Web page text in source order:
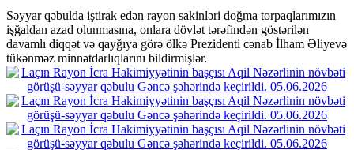
Səyyar qəbulda iştirak edən rayon sakinləri doğma torpaqlarımızın
işğaldan azad olunmasına, onlara dövlət tərəfindən göstərilən
davamlı diqqət və qayğıya görə ölkə Prezidenti cənab İlham Əliyevə
tükənməz minnətdarlıqlarını bildirmişlər.